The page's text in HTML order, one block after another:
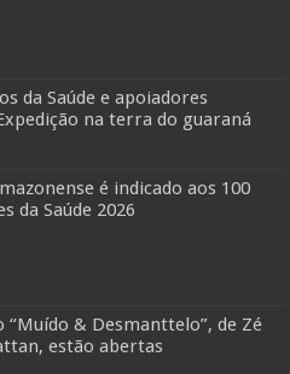
da Saúde e apoiadores
na terra do guaraná
é indicado aos 100
da Saúde 2026
“Muído & Desmanttelo”, de Zé
estão abertas